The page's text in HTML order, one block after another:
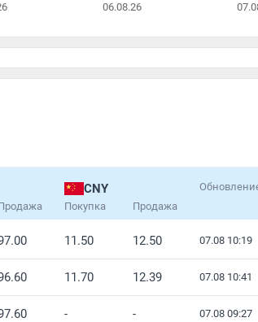
CNY
Покупка Продажа
11.50 12.50 07.08 10:19
11.70 12.39 07.08 10:41
- - 07.08 09:27